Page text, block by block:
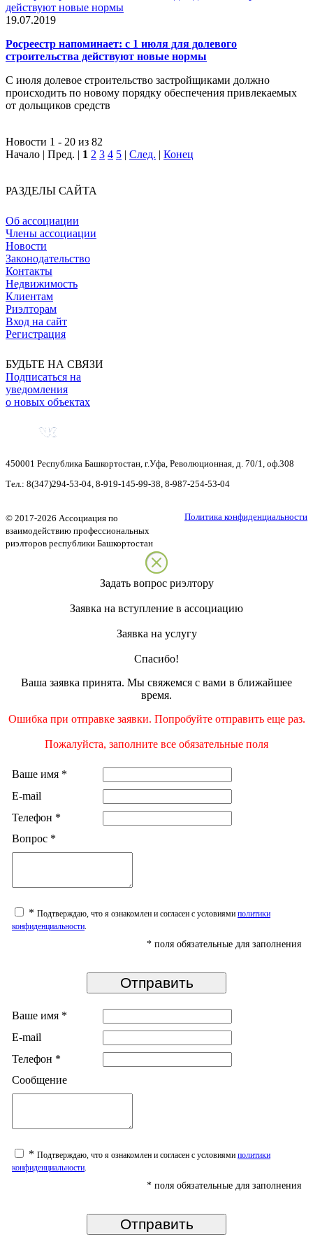
19.07.2019
Росреестр напоминает: с 1 июля для долевого
строительства действуют новые нормы
С июля долевое строительство застройщиками должно
происходить по новому порядку обеспечения привлекаемых
от дольщиков средств
Новости 1 - 20 из 82
Начало | Пред. | 1 2 3 4 5 | След. | Конец
РАЗДЕЛЫ САЙТА
Об ассоциации
Члены ассоциации
Новости
Законодательство
Контакты
Недвижимость
Клиентам
Риэлторам
Вход на сайт
Регистрация
БУДЬТЕ НА СВЯЗИ
Подписаться на
уведомления
о новых объектах
450001 Республика Башкортостан г.Уфа Революционная, д. 70/1, оф.308
Тел.: 8(347)294-53-04 8-919-145-99-38 8-987-254-53-04
Политика конфиденциальности
© 2017-2026 Ассоциация по
взаимодействию профессиональных
риэлторов республики Башкортостан
Задать вопрос риэлтору
Заявка на вступление в ассоциацию
Заявка на услугу
Спасибо!
Ваша заявка принята. Мы свяжемся с вами в ближайшее
время.
Ошибка при отправке заявки. Попробуйте отправить еще раз.
Пожалуйста, заполните все обязательные поля
Ваше имя *
E-mail
Телефон *
Вопрос *
* Подтверждаю, что я ознакомлен и согласен с условиями политики
конфиденциальности.
* поля обязательные для заполнения
Ваше имя *
E-mail
Телефон *
Сообщение
* Подтверждаю, что я ознакомлен и согласен с условиями политики
конфиденциальности.
* поля обязательные для заполнения